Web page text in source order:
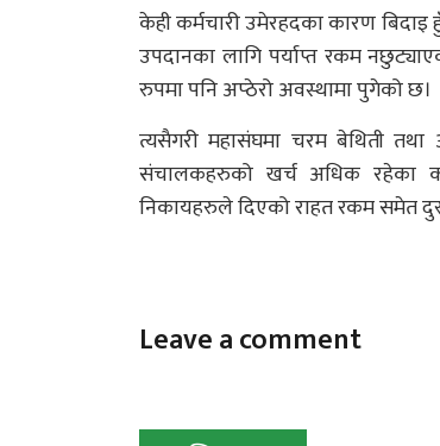
केही कर्मचारी उमेरहदका कारण
उपदानका लागि पर्याप्त रकम
रुपमा पनि अप्ठेरो अवस्थामा पुगेको छ।
त्यसैगरी महासंघमा चरम बेथिती
संचालकहरुको खर्च अधिक रहेका
निकायहरुले दिएको राहत रकम समेत
Leave a comment